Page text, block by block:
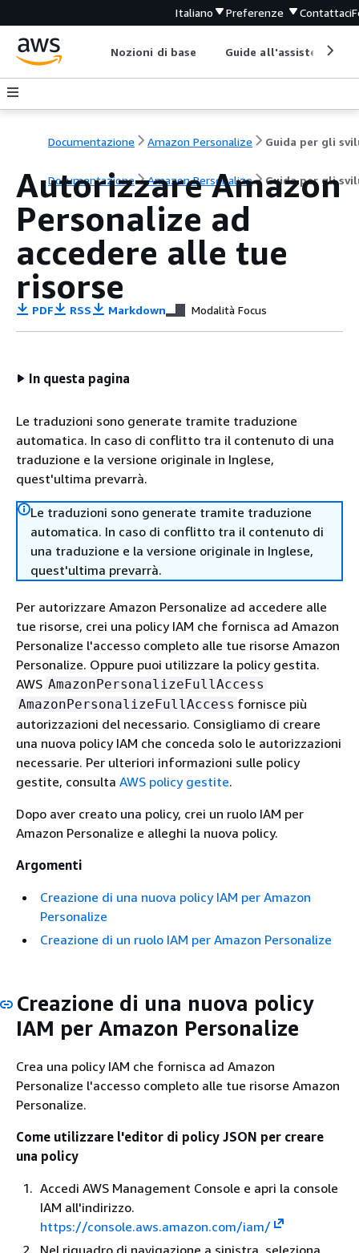
Italiano Preferenze Contattaci
Nozioni di base Guide all'assistenza
Documentazione Amazon Personalize
Documentazione Amazon Personalize Guida per gli
Autorizzare Amazon
Personalize ad
accedere alle tue
risorse
PDF RSS Markdown Modalità Focus
In questa pagina
Le traduzioni sono generate tramite traduzione
automatica. In caso di conflitto tra il contenuto di una
traduzione e la versione originale in Inglese,
quest'ultima prevarrà.
Le traduzioni sono generate tramite traduzione
automatica. In caso di conflitto tra il contenuto di
una traduzione e la versione originale in Inglese,
quest'ultima prevarrà.
Per autorizzare Amazon Personalize ad accedere alle
tue risorse, crei una policy IAM che fornisca ad Amazon
Personalize l'accesso completo alle tue risorse Amazon
Personalize. Oppure puoi utilizzare la policy gestita.
AWS AmazonPersonalizeFullAccess
AmazonPersonalizeFullAccess fornisce più
autorizzazioni del necessario. Consigliamo di creare
una nuova policy IAM che conceda solo le autorizzazioni
necessarie. Per ulteriori informazioni sulle policy
gestite, consulta AWS policy gestite.
Dopo aver creato una policy, crei un ruolo IAM per
Amazon Personalize e alleghi la nuova policy.
Argomenti
Creazione di una nuova policy IAM per Amazon
Personalize
Creazione di un ruolo IAM per Amazon Personalize
Creazione di una nuova policy
IAM per Amazon Personalize
Crea una policy IAM che fornisca ad Amazon
Personalize l'accesso completo alle tue risorse Amazon
Personalize.
Come utilizzare l'editor di policy JSON per creare
una policy
Accedi AWS Management Console e apri la console
IAM all'indirizzo.
https://console.aws.amazon.com/iam/
Nel riquadro di navigazione a sinistra, seleziona